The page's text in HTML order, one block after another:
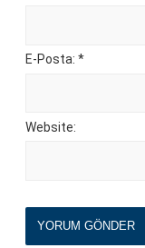
E-Posta: *
Website:
YORUM GÖNDER